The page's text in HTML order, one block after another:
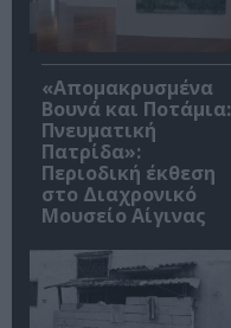
«Απομακρυσμένα
Βουνά και Ποτάμια:
Πνευματική
Πατρίδα»:
Περιοδική έκθεση
στο Διαχρονικό
Μουσείο Αίγινας